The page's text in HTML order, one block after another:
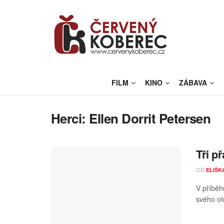
FILM KINO ZÁBAVA
Herci: Ellen Dorrit Petersen
Tři
OD
V
svého